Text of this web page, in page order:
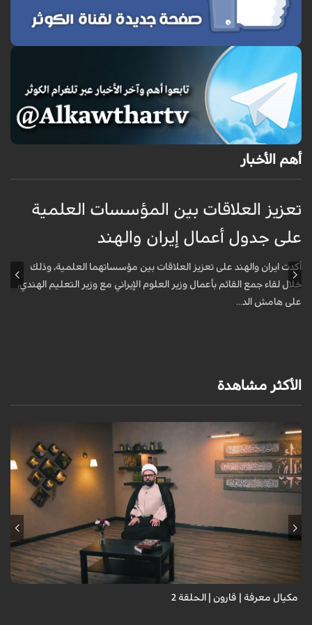
أهم الأخبار
تعزيز العلاقات بين المؤسسات العلمية
على جدول أعمال إيران والهند
أكدت ايران والهند على تعزيز العلاقات بين مؤسساتهما العلمية، وذلك
خلال لقاء جمع القائم بأعمال وزير العلوم الإيراني مع وزير التعليم الهندي،
على هامش الد...
الأكثر مشاهدة
مكيال معرفة | قارون | الحلقة 2